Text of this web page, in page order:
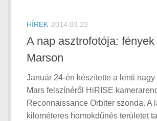
HÍREK 2014.03.23
A nap asztrofotója:
Marson
Január 24-én készítette a lenti
Mars felszínéről HiRISE
Reconnaissance Orbiter szonda. A
kilométeres homokdűnés területet